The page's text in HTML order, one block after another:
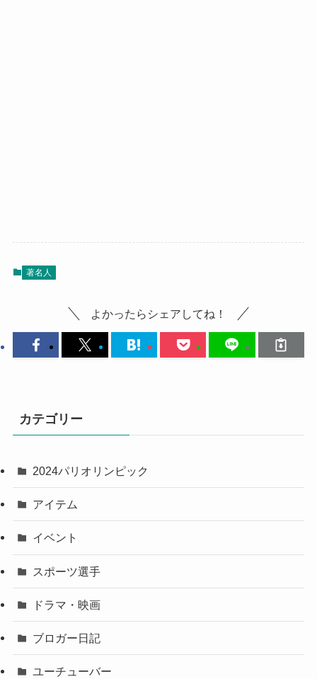
著名人
よかったらシェアしてね！
カテゴリー
2024パリオリンピック
アイテム
イベント
スポーツ選手
ドラマ・映画
ブロガー日記
ユーチューバー